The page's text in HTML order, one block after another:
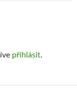
přihlásit.